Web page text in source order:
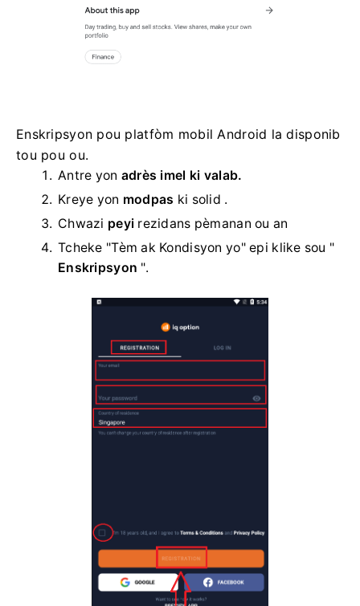
Enskripsyon pou platfòm mobil Android la disponib
tou pou ou.
Antre yon adrès imel ki valab.
Kreye yon modpas ki solid .
Chwazi peyi rezidans pèmanan ou an
Tcheke "Tèm ak Kondisyon yo" epi klike sou "
Enskripsyon ".